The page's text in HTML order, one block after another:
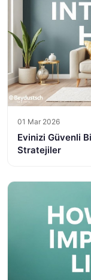
01 Mar 2026
Evinizi Güvenli
Stratejiler